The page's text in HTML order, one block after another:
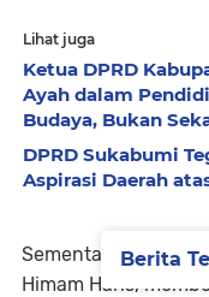
Lihat juga
Ketua DPRD
Ayah dalam
Budaya, Bukan
DPRD Sukabumi
Aspirasi Daerah
Sementara itu
Himam Haris,
Berita